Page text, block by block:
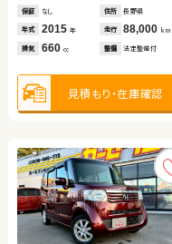
保証 なし 住所 長野県
年式 2015 年 走行 88,000 km
排気 660 cc 整備 法定整備付
見積もり・在庫確認
排気 2,000 整備 法定整備付
見積もり・在庫確認
排気 1,500 整備 法定整備付
見積もり・在庫確認